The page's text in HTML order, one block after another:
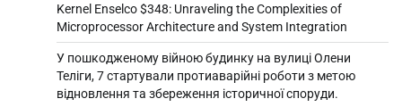
Kernel Enselco $348: Unraveling the Complexities of
Microprocessor Architecture and System Integration
У пошкодженому війною будинку на вулиці Олени
Теліги, 7 стартували протиаварійні роботи з метою
відновлення та збереження історичної споруди.